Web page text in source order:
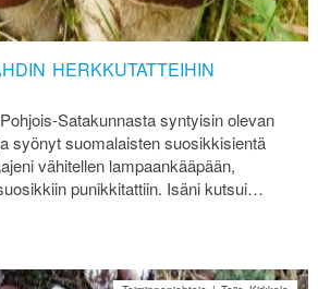
HERKKUTATTEIHIN
Satakunnasta syntyisin olevan
syönyt suomalaisten suosikkisientä
vähitellen lampaankääpään,
punikkitattiin. Isäni kutsui…